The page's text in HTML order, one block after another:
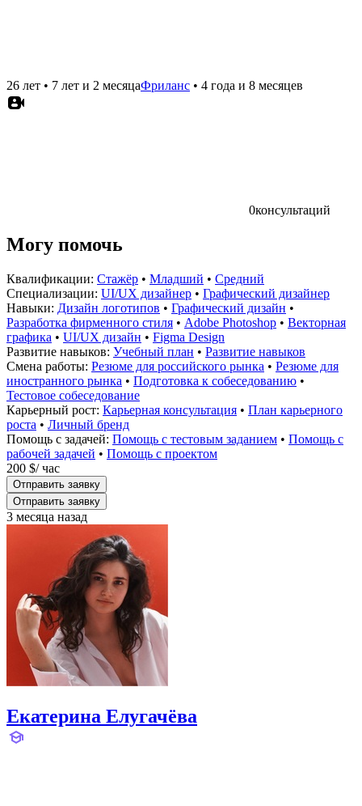
26 лет • 7 лет и 2 месяцаФриланс • 4 года и 8 месяцев
0консультаций
Могу помочь
Квалификации: Стажёр • Младший • Средний
Специализации: UI/UX дизайнер • Графический дизайнер
Навыки: Дизайн логотипов • Графический дизайн •
Разработка фирменного стиля • Adobe Photoshop • Векторная
графика • UI/UX дизайн • Figma Design
Развитие навыков: Учебный план • Развитие навыков
Смена работы: Резюме для российского рынка • Резюме для
иностранного рынка • Подготовка к собеседованию •
Тестовое собеседование
Карьерный рост: Карьерная консультация • План карьерного
роста • Личный бренд
Помощь с задачей: Помощь с тестовым заданием • Помощь с
рабочей задачей • Помощь с проектом
200 $/ час
Отправить заявку
Отправить заявку
3 месяца назад
Екатерина Елугачёва